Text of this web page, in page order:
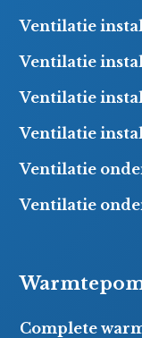
Ventilatie
Ventilatie
Ventilatie
Ventilatie
Ventilatie
Ventilatie
Complete